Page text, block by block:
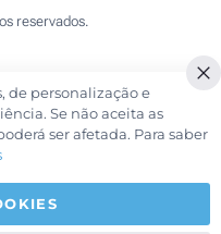
reservados.
de personalização e
Se não aceita as
ser afetada. Para saber